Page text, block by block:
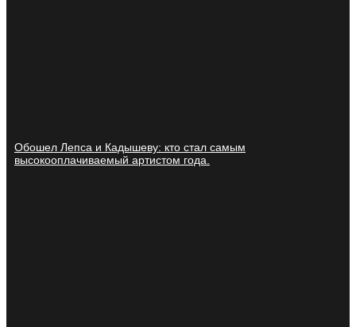
Обошел Лепса и Кадышеву: кто стал самым
высокооплачиваемый артистом года.